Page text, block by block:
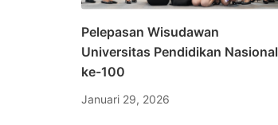
Pelepasan Wisudawan
Universitas Pendidikan Nasional
ke-100
Januari 29, 2026